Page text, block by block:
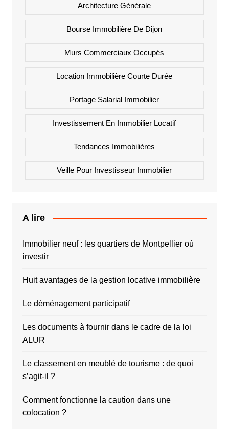
Architecture Générale
Bourse Immobilière De Dijon
Murs Commerciaux Occupés
Location Immobilière Courte Durée
Portage Salarial Immobilier
Investissement En Immobilier Locatif
Tendances Immobilières
Veille Pour Investisseur Immobilier
A lire
Immobilier neuf : les quartiers de Montpellier où
investir
Huit avantages de la gestion locative immobilière
Le déménagement participatif
Les documents à fournir dans le cadre de la loi
ALUR
Le classement en meublé de tourisme : de quoi
s’agit-il ?
Comment fonctionne la caution dans une
colocation ?